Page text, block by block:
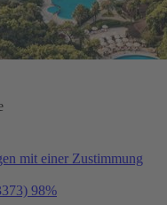
mit einer Zustimmung
98%